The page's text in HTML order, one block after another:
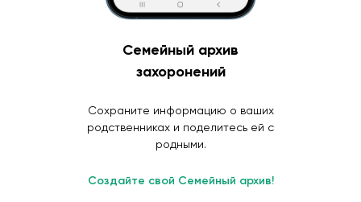
Семейный архив
захоронений
Сохраните информацию о ваших
родственниках и поделитесь ей с
родными.
Создайте свой Семейный архив!